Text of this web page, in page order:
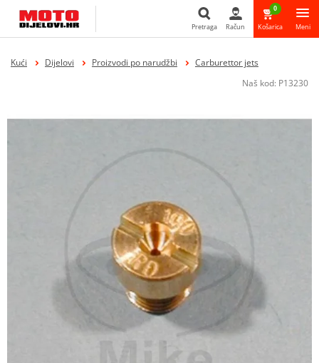
Pretraga
Pretraga Račun
0
Košarica Meni
Kući Dijelovi Proizvodi po narudžbi
Carburettor jets
Naš kod: P13230